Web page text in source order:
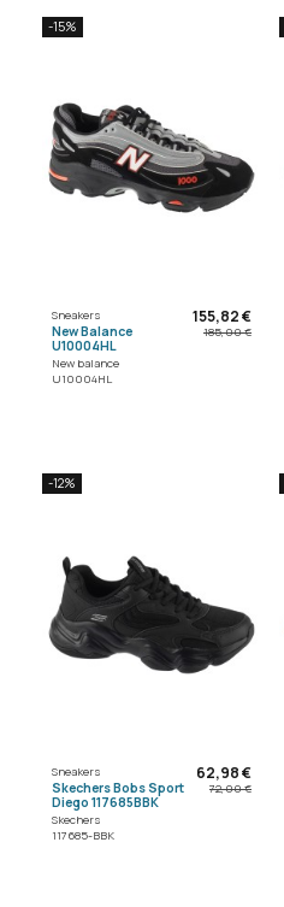
-15%
Sneakers
New Balance
U10004HL
New balance
U10004HL
155,82 €
185,00 €
-12%
Sneakers
Skechers Bobs Sport
Diego 117685BBK
Skechers
117685-BBK
62,98 €
72,00 €